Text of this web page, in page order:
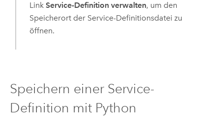
Link Service-Definition verwalten, um den
Speicherort der Service-Definitionsdatei zu
öffnen.
Speichern einer Service-
Definition mit Python